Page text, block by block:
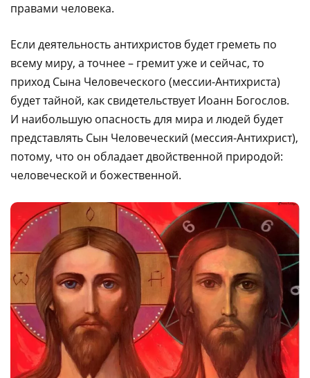
правами человека.
Если деятельность антихристов будет греметь по
всему миру, а точнее – гремит уже и сейчас, то
приход Сына Человеческого (мессии-Антихриста)
будет тайной, как свидетельствует Иоанн Богослов.
И наибольшую опасность для мира и людей будет
представлять Сын Человеческий (мессия-Антихрист),
потому, что он обладает двойственной природой:
человеческой и божественной.